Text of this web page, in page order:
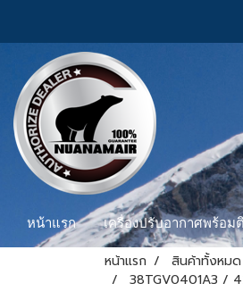
หน้าแรก เครื่องปรับอากาศพร้อ
หน้าแรก สินค้าทั้งหมด
38TGV0401A3 /